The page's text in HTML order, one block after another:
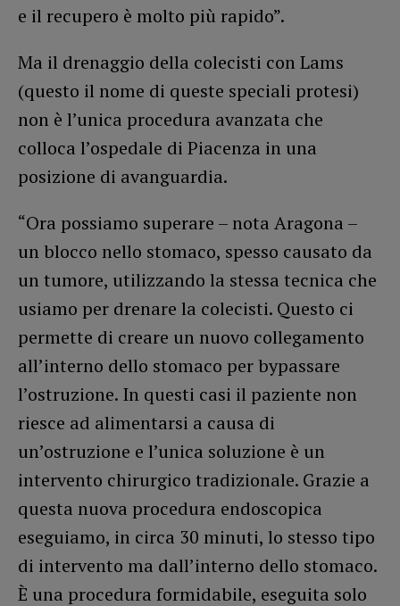
e il recupero è molto più rapido”.
Ma il drenaggio della colecisti con Lams
(questo il nome di queste speciali protesi)
non è l’unica procedura avanzata che
colloca l’ospedale di Piacenza in una
posizione di avanguardia.
“Ora possiamo superare – nota Aragona –
un blocco nello stomaco, spesso causato da
un tumore, utilizzando la stessa tecnica che
usiamo per drenare la colecisti. Questo ci
permette di creare un nuovo collegamento
all’interno dello stomaco per bypassare
l’ostruzione. In questi casi il paziente non
riesce ad alimentarsi a causa di
un’ostruzione e l’unica soluzione è un
intervento chirurgico tradizionale. Grazie a
questa nuova procedura endoscopica
eseguiamo, in circa 30 minuti, lo stesso tipo
di intervento ma dall’interno dello stomaco.
È una procedura formidabile, eseguita solo